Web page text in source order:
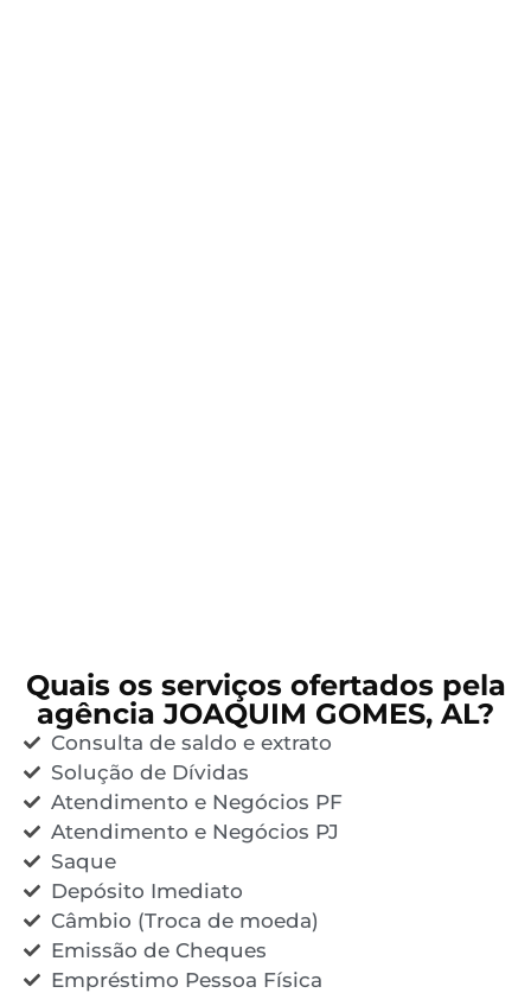
Quais os serviços ofertados pela
agência JOAQUIM GOMES, AL?
Consulta de saldo e extrato
Solução de Dívidas
Atendimento e Negócios PF
Atendimento e Negócios PJ
Saque
Depósito Imediato
Câmbio (Troca de moeda)
Emissão de Cheques
Empréstimo Pessoa Física